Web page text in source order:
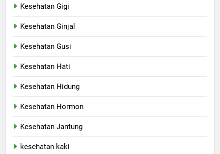
Kesehatan Gigi
Kesehatan Ginjal
Kesehatan Gusi
Kesehatan Hati
Kesehatan Hidung
Kesehatan Hormon
Kesehatan Jantung
kesehatan kaki